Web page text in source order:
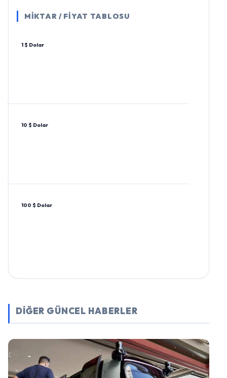
MİKTAR / FİYAT TABLOSU
1 $ Dolar
10 $ Dolar
100 $ Dolar
DİĞER GÜNCEL HABERLER